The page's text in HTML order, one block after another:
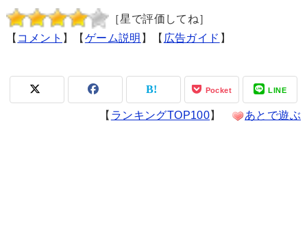
［星で評価してね］
【 コメント 】【 ゲーム説明 】【 広告ガイド 】
Pocket LINE
【 ランキングTOP100】 あとで遊ぶ